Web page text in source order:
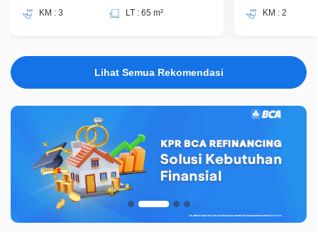
KM : 3
LT : 65 m²
KM : 2
Lihat Semua Rekomendasi